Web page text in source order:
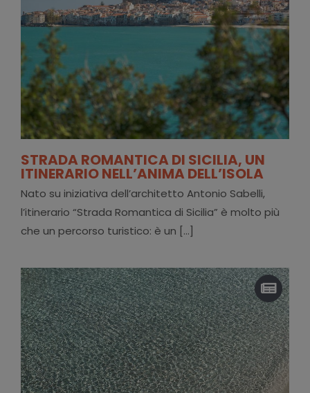
STRADA ROMANTICA DI SICILIA, UN
ITINERARIO NELL’ANIMA DELL’ISOLA
Nato su iniziativa dell’architetto Antonio Sabelli,
l’itinerario “Strada Romantica di Sicilia” è molto più
che un percorso turistico: è un [...]